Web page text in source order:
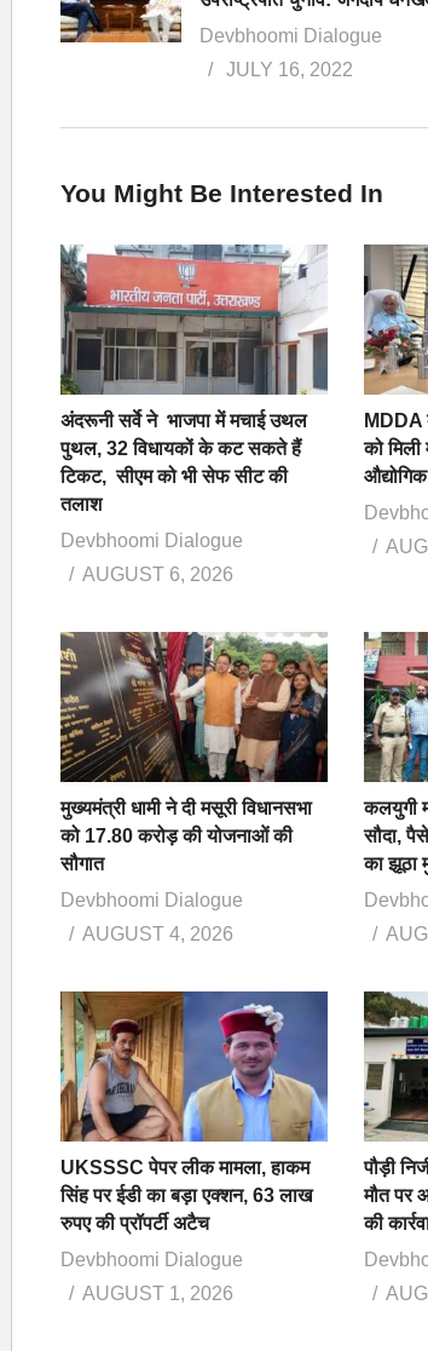
Devbhoomi Dialogue
JULY 16, 2022
You Might Be Interested In
अंदरूनी सर्वे ने भाजपा में मचाई उथल
पुथल, 32 विधायकों के कट सकते हैं
टिकट, सीएम को भी सेफ सीट की
तलाश
Devbhoomi Dialogue
AUGUST 6, 2026
MDDA
को
मुख्यमंत्री धामी ने दी मसूरी विधानसभा
को 17.80 करोड़ की योजनाओं की
सौगात
Devbhoomi Dialogue
AUGUST 4, 2026
कलयुगी
सौदा,
का झूठा
UKSSSC पेपर लीक मामला, हाकम
सिंह पर ईडी का बड़ा एक्शन, 63 लाख
रुपए की प्रॉपर्टी अटैच
Devbhoomi Dialogue
AUGUST 1, 2026
पौड़ी
मौत पर
की